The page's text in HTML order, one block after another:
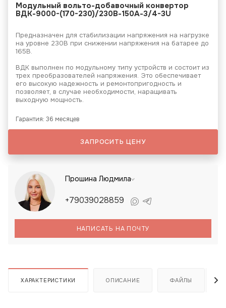
Модульный вольто-добавочный конвертор
ВДК-9000-(170-230)/230В-150А-3/4-3U
Предназначен для стабилизации напряжения на нагрузке
на уровне 230В при снижении напряжения на батарее до
165В.
ВДК выполнен по модульному типу устройств и состоит из
трех преобразователей напряжения. Это обеспечивает
его высокую надежность и ремонтопригодность и
позволяет, в случае необходимости, наращивать
выходную мощность.
Гарантия: 36 месяцев
ЗАПРОСИТЬ ЦЕНУ
Прошина Людмила
+79039028859
НАПИСАТЬ НА ПОЧТУ
ХАРАКТЕРИСТИКИ ОПИСАНИЕ ФАЙЛЫ